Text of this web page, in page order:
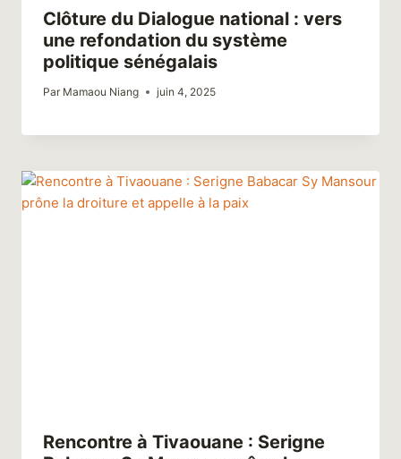
Clôture du Dialogue national : vers
une refondation du système
politique sénégalais
Par Mamaou Niang juin 4, 2025
Rencontre à Tivaouane : Serigne